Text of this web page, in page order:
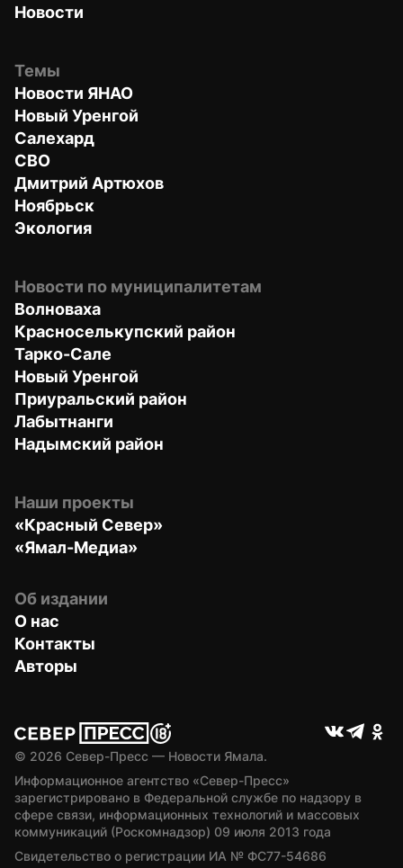
Новости
Темы
Новости ЯНАО
Новый Уренгой
Салехард
СВО
Дмитрий Артюхов
Ноябрьск
Экология
Новости по муниципалитетам
Волноваха
Красноселькупский район
Тарко-Сале
Новый Уренгой
Приуральский район
Лабытнанги
Надымский район
Наши проекты
«Красный Север»
«Ямал-Медиа»
Об издании
О нас
Контакты
Авторы
© 2026 Север-Пресс — Новости Ямала.
Информационное агентство «Север-Пресс»
зарегистрировано в Федеральной службе по надзору в
сфере связи, информационных технологий и массовых
коммуникаций (Роскомнадзор) 09 июля 2013 года
Свидетельство о регистрации ИА № ФС77-54686